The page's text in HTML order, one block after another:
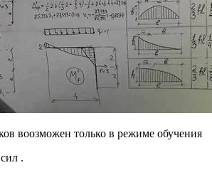
воозможен только в режиме обучения
.